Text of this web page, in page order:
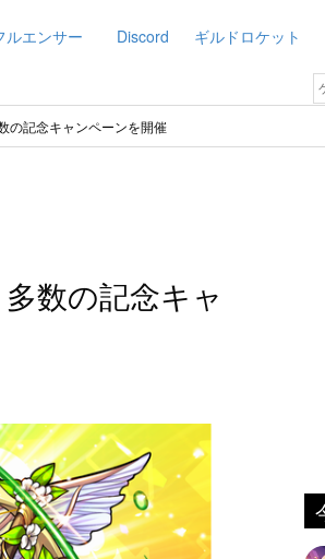
ルエンサー Discord ギルドロケット
の記念キャンペーンを開催
数の記念キャ